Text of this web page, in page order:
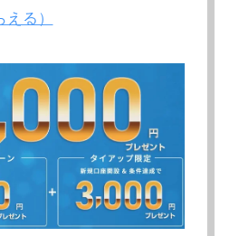
る）